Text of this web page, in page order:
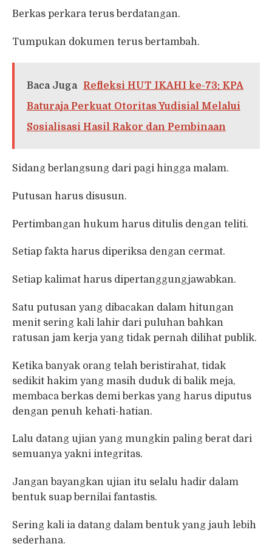
Berkas perkara terus berdatangan.
Tumpukan dokumen terus bertambah.
Baca Juga
Refleksi HUT IKAHI ke-73: KPA
Baturaja Perkuat Otoritas Yudisial Melalui
Sosialisasi Hasil Rakor dan Pembinaan
Sidang berlangsung dari pagi hingga malam.
Putusan harus disusun.
Pertimbangan hukum harus ditulis dengan teliti.
Setiap fakta harus diperiksa dengan cermat.
Setiap kalimat harus dipertanggungjawabkan.
Satu putusan yang dibacakan dalam hitungan
menit sering kali lahir dari puluhan bahkan
ratusan jam kerja yang tidak pernah dilihat publik.
Ketika banyak orang telah beristirahat, tidak
sedikit hakim yang masih duduk di balik meja,
membaca berkas demi berkas yang harus diputus
dengan penuh kehati-hatian.
Lalu datang ujian yang mungkin paling berat dari
semuanya yakni integritas.
Jangan bayangkan ujian itu selalu hadir dalam
bentuk suap bernilai fantastis.
Sering kali ia datang dalam bentuk yang jauh lebih
sederhana.